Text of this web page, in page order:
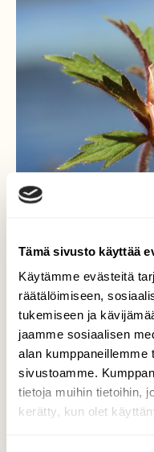
Tämä sivusto käyttää
Käytämme evästeitä
räätälöimiseen,
tukemiseen ja
jaamme sosiaalisen
alan kumppaneillemme
sivustoamme.
tietoja muihin tietoihin,
kerätty, kun olet
Vähän
kukinto,
selittää
kuitenkaan